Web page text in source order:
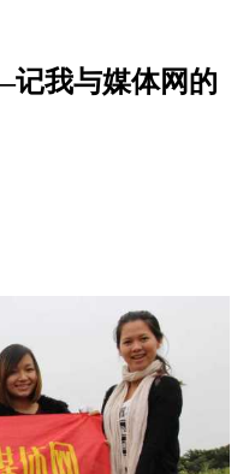
我与媒体网的